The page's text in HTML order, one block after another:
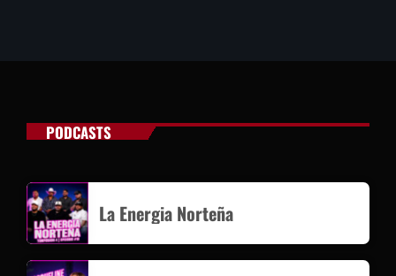
PODCASTS
La Energia Norteña